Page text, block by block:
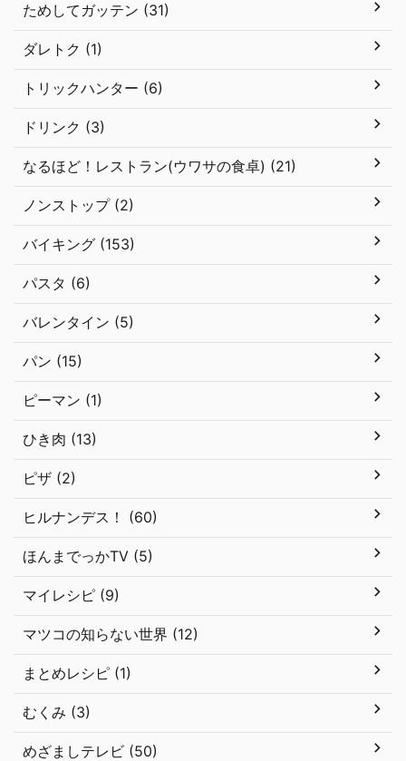
ためしてガッテン (31)
ダレトク (1)
トリックハンター (6)
ドリンク (3)
なるほど！レストラン(ウワサの食卓) (21)
ノンストップ (2)
バイキング (153)
パスタ (6)
バレンタイン (5)
パン (15)
ピーマン (1)
ひき肉 (13)
ピザ (2)
ヒルナンデス！ (60)
ほんまでっかTV (5)
マイレシピ (9)
マツコの知らない世界 (12)
まとめレシピ (1)
むくみ (3)
めざましテレビ (50)